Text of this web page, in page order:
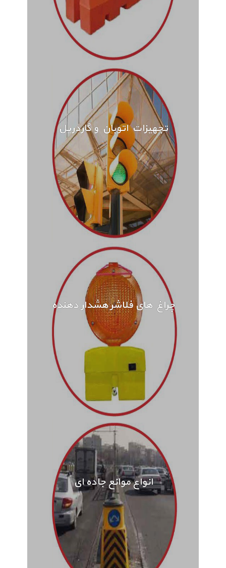
تجهیزات اتوبان و گاردریل
چراغ های فلاشر هشدار دهنده
انواع موانع جاده ای